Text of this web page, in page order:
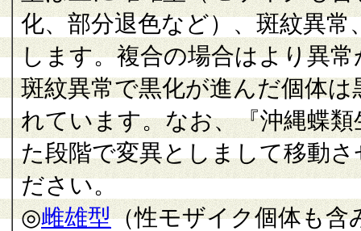
化、部分退色など）、斑紋異
します。複合の場合はより異
斑紋異常で黒化が進んだ個体
れています。なお、『沖縄蝶
た段階で変異としまして移動
ださい。
◎雌雄型（性モザイク個体も含